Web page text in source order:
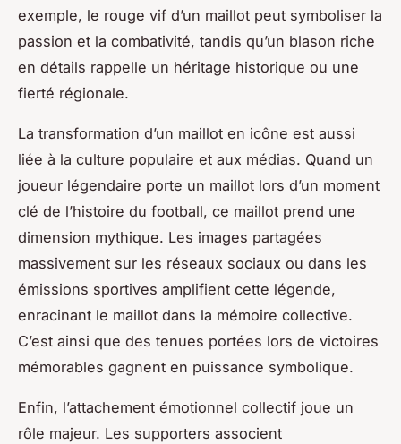
exemple, le rouge vif d’un maillot peut symboliser la
passion et la combativité, tandis qu’un blason riche
en détails rappelle un héritage historique ou une
fierté régionale.
La transformation d’un maillot en icône est aussi
liée à la culture populaire et aux médias. Quand un
joueur légendaire porte un maillot lors d’un moment
clé de l’histoire du football, ce maillot prend une
dimension mythique. Les images partagées
massivement sur les réseaux sociaux ou dans les
émissions sportives amplifient cette légende,
enracinant le maillot dans la mémoire collective.
C’est ainsi que des tenues portées lors de victoires
mémorables gagnent en puissance symbolique.
Enfin, l’attachement émotionnel collectif joue un
rôle majeur. Les supporters associent